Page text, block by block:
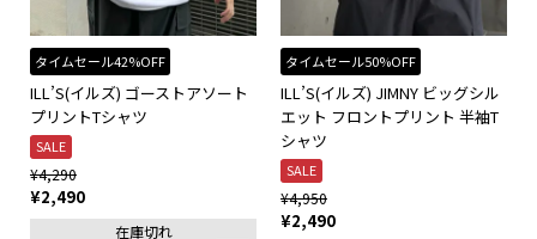
タイムセール42%OFF
ILL’S(イルズ) ゴーストアソート
プリントTシャツ
SALE
¥4,290
¥2,490
在庫切れ
タイムセール50%OFF
ILL’S(イルズ) JIMNY ビッグシル
エット フロントプリント 半袖T
シャツ
SALE
¥4,950
¥2,490